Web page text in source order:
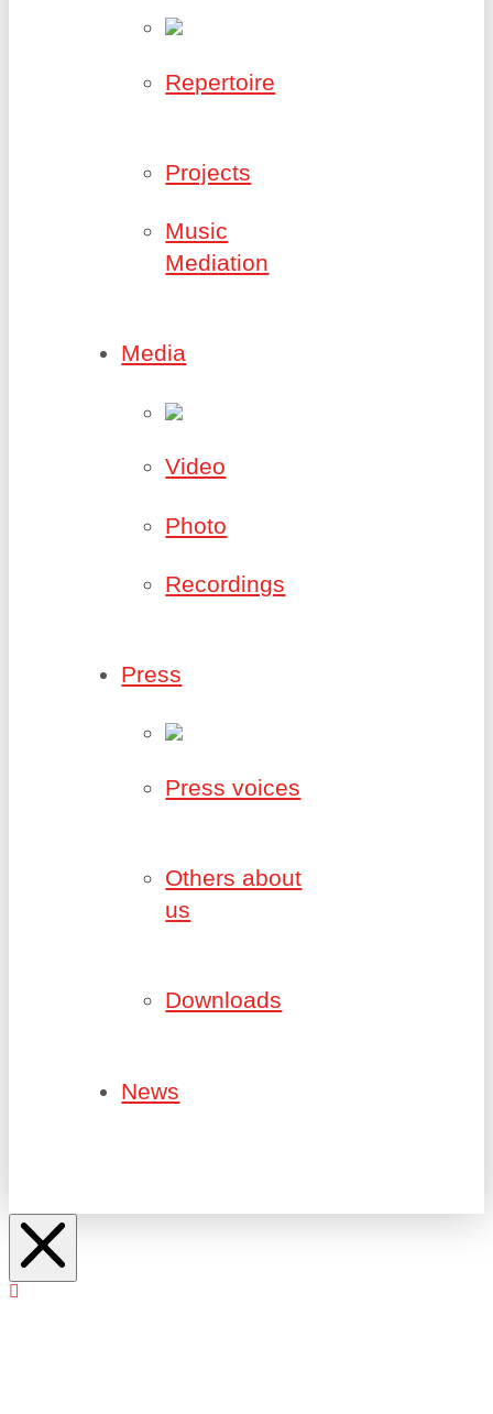
Repertoire
Projects
Music
Mediation
Media
Video
Photo
Recordings
Press
Press voices
Others about
us
Downloads
News